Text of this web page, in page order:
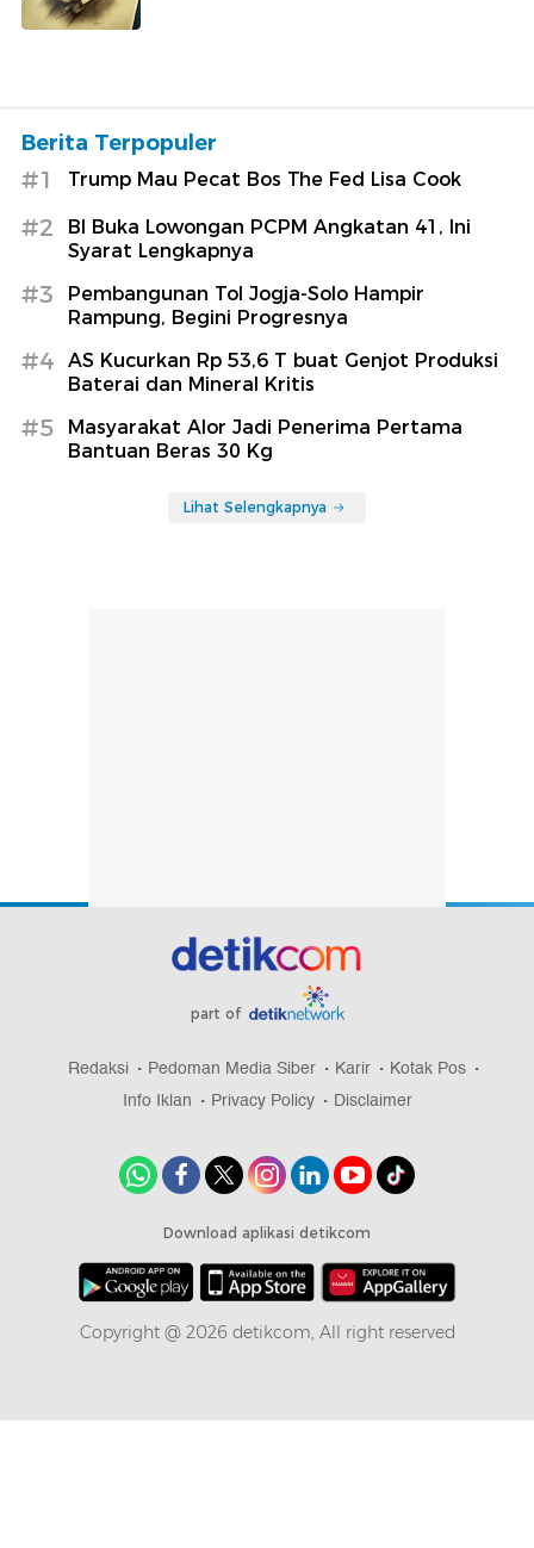
Berita Terpopuler
#1 Trump Mau Pecat Bos The Fed Lisa Cook
#2
BI Buka Lowongan PCPM Angkatan 41, Ini
Syarat Lengkapnya
#3
Pembangunan Tol Jogja-Solo Hampir
Rampung, Begini Progresnya
#4
AS Kucurkan Rp 53,6 T buat Genjot Produksi
Baterai dan Mineral Kritis
#5
Masyarakat Alor Jadi Penerima Pertama
Bantuan Beras 30 Kg
Lihat Selengkapnya
part of
Redaksi Pedoman Media Siber Karir
Kotak Pos
Info Iklan
Privacy Policy Disclaimer
Download aplikasi detikcom
Copyright @ 2026 detikcom, All right reserved